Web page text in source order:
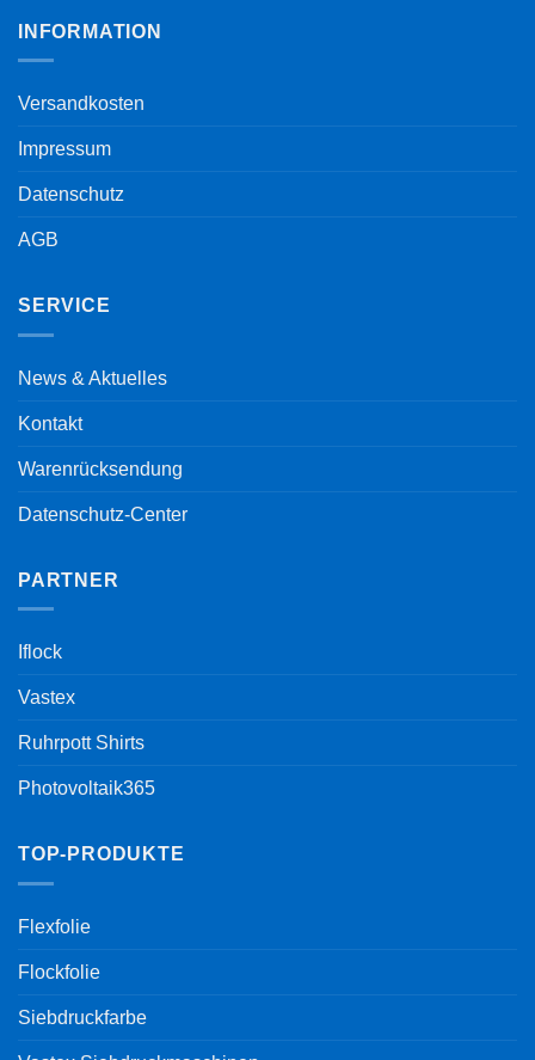
INFORMATION
Versandkosten
Impressum
Datenschutz
AGB
SERVICE
News & Aktuelles
Kontakt
Warenrücksendung
Datenschutz-Center
PARTNER
Iflock
Vastex
Ruhrpott Shirts
Photovoltaik365
TOP-PRODUKTE
Flexfolie
Flockfolie
Siebdruckfarbe